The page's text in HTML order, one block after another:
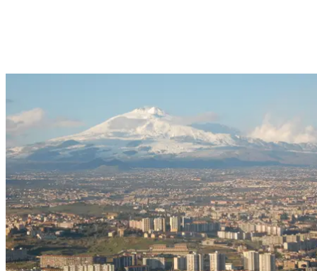
2000 años, este anfiteatro podía albergar hasta 50 000 espectadores
que venían a presenciar combates de gladiadores o espectáculos
Accesible a pie desde el centro histórico de Roma, hoy se explora
gracias a visitas guiadas que revelan sus sótanos, sus gradas y sus
entresijos cargados de historia. El Coliseo no es solo una parada
cultural, es un viaje a través del tiempo. Para los amantes de los
viajes en Italia, representa uno de esos lugares imprescindibles,
donde cada piedra cuenta una historia universal.